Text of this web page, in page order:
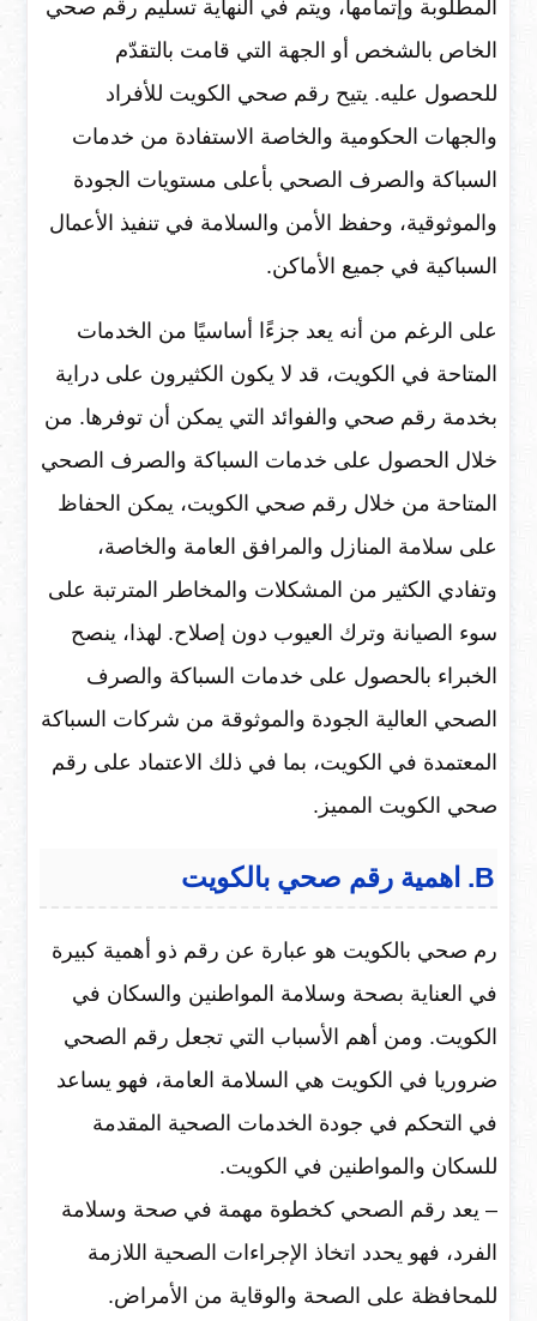
المطلوبة وإتمامها، ويتم في النهاية تسليم رقم صحي
الخاص بالشخص أو الجهة التي قامت بالتقدّم
للحصول عليه. يتيح رقم صحي الكويت للأفراد
والجهات الحكومية والخاصة الاستفادة من خدمات
السباكة والصرف الصحي بأعلى مستويات الجودة
والموثوقية، وحفظ الأمن والسلامة في تنفيذ الأعمال
السباكية في جميع الأماكن.
على الرغم من أنه يعد جزءًا أساسيًا من الخدمات
المتاحة في الكويت، قد لا يكون الكثيرون على دراية
بخدمة رقم صحي والفوائد التي يمكن أن توفرها. من
خلال الحصول على خدمات السباكة والصرف الصحي
المتاحة من خلال رقم صحي الكويت، يمكن الحفاظ
على سلامة المنازل والمرافق العامة والخاصة،
وتفادي الكثير من المشكلات والمخاطر المترتبة على
سوء الصيانة وترك العيوب دون إصلاح. لهذا، ينصح
الخبراء بالحصول على خدمات السباكة والصرف
الصحي العالية الجودة والموثوقة من شركات السباكة
المعتمدة في الكويت، بما في ذلك الاعتماد على رقم
صحي الكويت المميز.
B. اهمية رقم صحي بالكويت
رم صحي بالكويت هو عبارة عن رقم ذو أهمية كبيرة
في العناية بصحة وسلامة المواطنين والسكان في
الكويت. ومن أهم الأسباب التي تجعل رقم الصحي
ضروريا في الكويت هي السلامة العامة، فهو يساعد
في التحكم في جودة الخدمات الصحية المقدمة
للسكان والمواطنين في الكويت.
– يعد رقم الصحي كخطوة مهمة في صحة وسلامة
الفرد، فهو يحدد اتخاذ الإجراءات الصحية اللازمة
للمحافظة على الصحة والوقاية من الأمراض.